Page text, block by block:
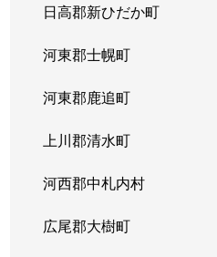
日高郡新ひだか町
河東郡士幌町
河東郡鹿追町
上川郡清水町
河西郡中札内村
広尾郡大樹町